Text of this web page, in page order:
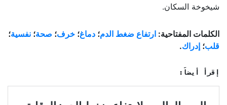
شيخوخة السكان.
الكلمات المفتاحية: ارتفاع ضغط الدم؛ دماغ؛ خرف؛ صحة؛ نفسية؛
قلب؛ إدراك.
إقرأ أيضاً: